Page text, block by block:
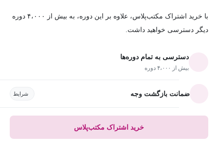
با خرید اشتراک مکتب‌پلاس، علاوه بر این دوره، به بیش از ۴،۰۰۰ دوره
دیگر دسترسی خواهید داشت.
دسترسی به تمام دوره‌ها
بیش از ۴،۰۰۰ دوره
ضمانت بازگشت وجه شرایط
خرید اشتراک مکتب‌پلاس